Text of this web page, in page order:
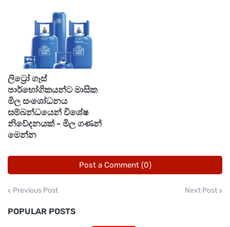
නමුත් පාකිස්තානයේ විවිධ නගරවලදී ඉන්දීය ඩ්‍රෝන
යානා විනාශ කළ බව පැවසීමෙන් පසු එම තරගය
හදිසියේ අත්හැරදැමීමට තරග සංවිධායකයන් තීරණය
කළේය.
ලිට්‍රෝ ගෑස්
පාර්භෝගිකයන්ට මාසික
මිල සංශෝධනය
සම්බන්ධයෙන් විශේෂ
නිවේදනයක් - මිල ගණන්
මෙන්න
Post a Comment (0)
Previous Post Next Post
POPULAR POSTS